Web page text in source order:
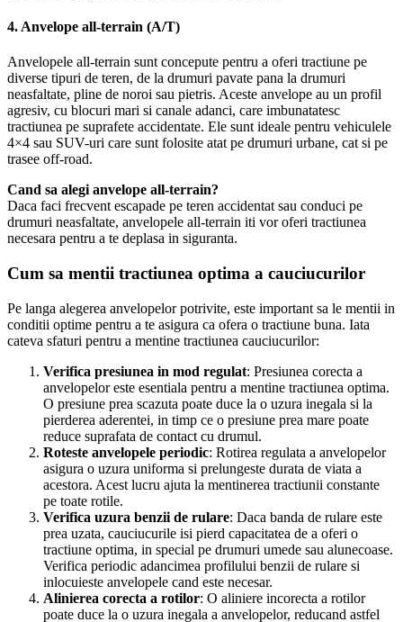
4. Anvelope all-terrain (A/T)
Anvelopele all-terrain sunt concepute pentru a oferi tractiune pe
diverse tipuri de teren, de la drumuri pavate pana la drumuri
neasfaltate, pline de noroi sau pietris. Aceste anvelope au un profil
agresiv, cu blocuri mari si canale adanci, care imbunatatesc
tractiunea pe suprafete accidentate. Ele sunt ideale pentru vehiculele
4×4 sau SUV-uri care sunt folosite atat pe drumuri urbane, cat si pe
trasee off-road.
Cand sa alegi anvelope all-terrain?
Daca faci frecvent escapade pe teren accidentat sau conduci pe
drumuri neasfaltate, anvelopele all-terrain iti vor oferi tractiunea
necesara pentru a te deplasa in siguranta.
Cum sa mentii tractiunea optima a cauciucurilor
Pe langa alegerea anvelopelor potrivite, este important sa le mentii in
conditii optime pentru a te asigura ca ofera o tractiune buna. Iata
cateva sfaturi pentru a mentine tractiunea cauciucurilor:
Verifica presiunea in mod regulat: Presiunea corecta a
anvelopelor este esentiala pentru a mentine tractiunea optima.
O presiune prea scazuta poate duce la o uzura inegala si la
pierderea aderentei, in timp ce o presiune prea mare poate
reduce suprafata de contact cu drumul.
Roteste anvelopele periodic: Rotirea regulata a anvelopelor
asigura o uzura uniforma si prelungeste durata de viata a
acestora. Acest lucru ajuta la mentinerea tractiunii constante
pe toate rotile.
Verifica uzura benzii de rulare: Daca banda de rulare este
prea uzata, cauciucurile isi pierd capacitatea de a oferi o
tractiune optima, in special pe drumuri umede sau alunecoase.
Verifica periodic adancimea profilului benzii de rulare si
inlocuieste anvelopele cand este necesar.
Alinierea corecta a rotilor: O aliniere incorecta a rotilor
poate duce la o uzura inegala a anvelopelor, reducand astfel